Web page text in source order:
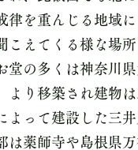
律を重んじる地域
こえてくる様な場
堂の多くは神奈川
より移築され建物
よって建設した三
は薬師寺や島根県